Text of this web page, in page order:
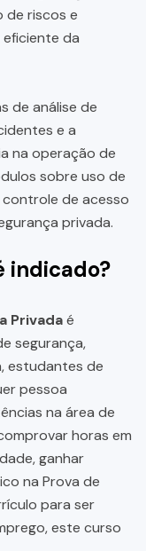
de riscos e
da
de análise de
e a
na operação de
sobre uso de
de acesso
privada.
indicado?
Privadaé
segurança,
estudantes de
pessoa
na área de
horas em
ganhar
na Prova de
para ser
este curso